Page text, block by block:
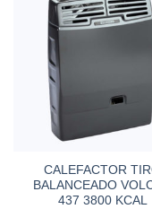
CALEFACTOR
BALANCEADO
437 3800 KCAL